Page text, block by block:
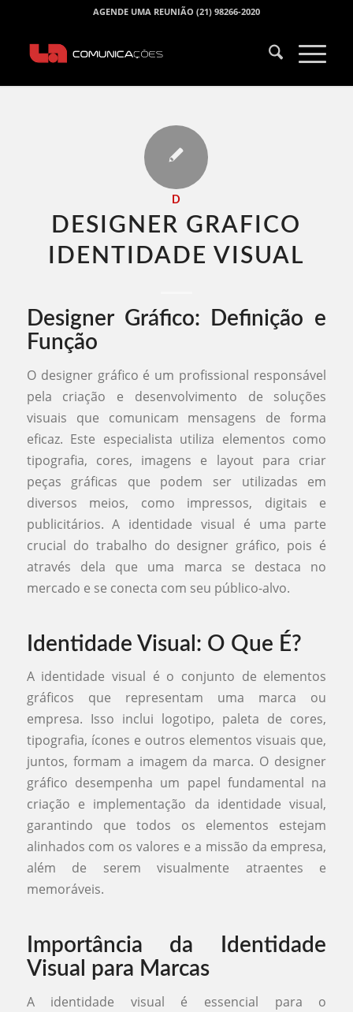
AGENDE UMA REUNIÃO (21) 98266-2020
D
DESIGNER GRAFICO
IDENTIDADE VISUAL​
Designer Gráfico: Definição e
Função
O designer gráfico é um profissional responsável
pela criação e desenvolvimento de soluções
visuais que comunicam mensagens de forma
eficaz. Este especialista utiliza elementos como
tipografia, cores, imagens e layout para criar
peças gráficas que podem ser utilizadas em
diversos meios, como impressos, digitais e
publicitários. A identidade visual é uma parte
crucial do trabalho do designer gráfico, pois é
através dela que uma marca se destaca no
mercado e se conecta com seu público-alvo.
Identidade Visual: O Que É?
A identidade visual é o conjunto de elementos
gráficos que representam uma marca ou
empresa. Isso inclui logotipo, paleta de cores,
tipografia, ícones e outros elementos visuais que,
juntos, formam a imagem da marca. O designer
gráfico desempenha um papel fundamental na
criação e implementação da identidade visual,
garantindo que todos os elementos estejam
alinhados com os valores e a missão da empresa,
além de serem visualmente atraentes e
memoráveis.
Importância da Identidade
Visual para Marcas
A identidade visual é essencial para o